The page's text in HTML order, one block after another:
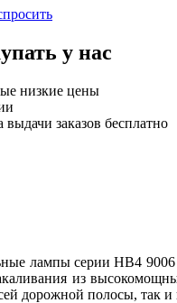
у нас
низкие цены
заказов бесплатно
лампы серии HB4
из
дорожной полосы, так